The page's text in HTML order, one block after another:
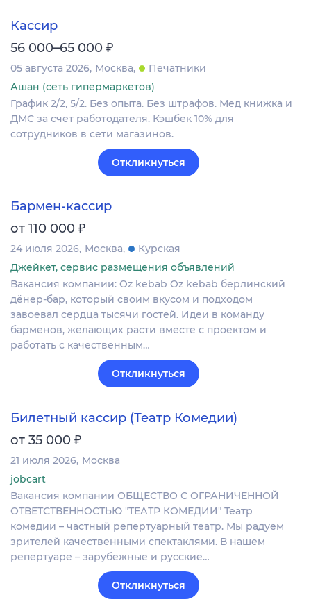
Кассир
56 000–65 000 ₽
05 августа 2026 Москва
Печатники
Ашан (сеть гипермаркетов)
График 2/2, 5/2. Без опыта. Без штрафов. Мед книжка и
ДМС за счет работодателя. Кэшбек 10% для
сотрудников в сети магазинов.
Откликнуться
Бармен-кассир
от 110 000 ₽
24 июля 2026 Москва
Курская
Джейкет, сервис размещения объявлений
Вакансия компании: Oz kebab Oz kebab берлинский
дёнер-бар, который своим вкусом и подходом
завоевал сердца тысячи гостей. Идеи в команду
барменов, желающих расти вместе с проектом и
работать с качественным…
Откликнуться
Билетный кассир (Театр Комедии)
от 35 000 ₽
21 июля 2026 Москва
jobcart
Вакансия компании ОБЩЕСТВО С ОГРАНИЧЕННОЙ
ОТВЕТСТВЕННОСТЬЮ "ТЕАТР КОМЕДИИ" Театр
комедии – частный репертуарный театр. Мы радуем
зрителей качественными спектаклями. В нашем
репертуаре – зарубежные и русские…
Откликнуться